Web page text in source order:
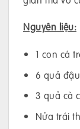
Nguyên liệu:
1 con cá
6 quả
3 quả cà
Nửa trái